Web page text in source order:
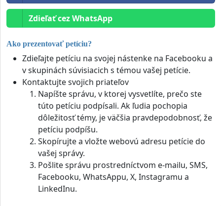
Zdieľať cez WhatsApp
Ako prezentovať petíciu?
Zdieľajte petíciu na svojej nástenke na Facebooku a
v skupinách súvisiacich s témou vašej petície.
Kontaktujte svojich priateľov
Napíšte správu, v ktorej vysvetlíte, prečo ste
túto petíciu podpísali. Ak ľudia pochopia
dôležitosť témy, je väčšia pravdepodobnosť, že
petíciu podpíšu.
Skopírujte a vložte webovú adresu petície do
vašej správy.
Pošlite správu prostredníctvom e-mailu, SMS,
Facebooku, WhatsAppu, X, Instagramu a
LinkedInu.